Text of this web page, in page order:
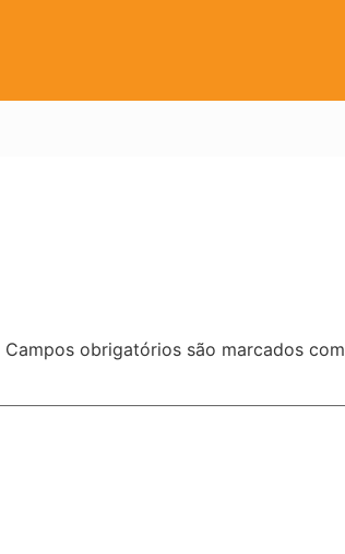
Campos obrigatórios são marcados com